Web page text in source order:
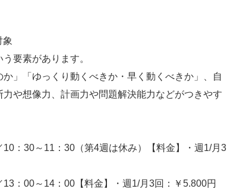
要素があります。
」「ゆっくり動くべきか・早く動くべきか」、自
や想像力、計画力や問題解決能力などがつきやす
：30～11：30（第4週は休み）【料金】・週1/月3
：00～14：00【料金】・週1/月3回：￥5.800円